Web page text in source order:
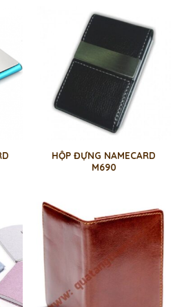
HỘP ĐỰNG NAMECARD
M690